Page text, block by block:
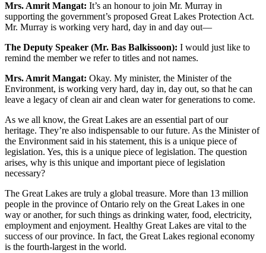
Mrs. Amrit Mangat: It’s an honour to join Mr. Murray in
supporting the government’s proposed Great Lakes Protection Act.
Mr. Murray is working very hard, day in and day out—
The Deputy Speaker (Mr. Bas Balkissoon): I would just like to
remind the member we refer to titles and not names.
Mrs. Amrit Mangat: Okay. My minister, the Minister of the
Environment, is working very hard, day in, day out, so that he can
leave a legacy of clean air and clean water for generations to come.
As we all know, the Great Lakes are an essential part of our
heritage. They’re also indispensable to our future. As the Minister of
the Environment said in his statement, this is a unique piece of
legislation. Yes, this is a unique piece of legislation. The question
arises, why is this unique and important piece of legislation
necessary?
The Great Lakes are truly a global treasure. More than 13 million
people in the province of Ontario rely on the Great Lakes in one
way or another, for such things as drinking water, food, electricity,
employment and enjoyment. Healthy Great Lakes are vital to the
success of our province. In fact, the Great Lakes regional economy
is the fourth-largest in the world.